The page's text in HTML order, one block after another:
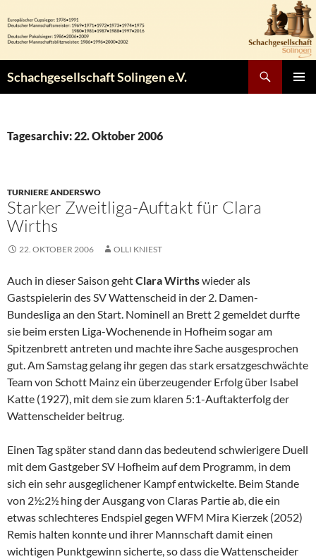
Inhalt
springen
Schachgesellschaft Solingen e.V.
Tagesarchiv: 22. Oktober 2006
TURNIERE ANDERSWO
Starker Zweitliga-Auftakt für Clara
Wirths
22. OKTOBER 2006 OLLI KNIEST
Auch in dieser Saison gehtClara Wirthswieder als
Gastspielerin des SV Wattenscheid in der 2. Damen-
Bundesliga an den Start. Nominell an Brett 2 gemeldet durfte
sie beim ersten Liga-Wochenende in Hofheim sogar am
Spitzenbrett antreten und machte ihre Sache ausgesprochen
gut. Am Samstag gelang ihr gegen das stark ersatzgeschwächte
Team von Schott Mainz ein überzeugender Erfolg über Isabel
Katte (1927), mit dem sie zum klaren 5:1-Auftakterfolg der
Wattenscheider beitrug.
Einen Tag später stand dann das bedeutend schwierigere Duell
mit dem Gastgeber SV Hofheim auf dem Programm, in dem
sich ein sehr ausgeglichener Kampf entwickelte. Beim Stande
von 2½:2½ hing der Ausgang von Claras Partie ab, die ein
etwas schlechteres Endspiel gegen WFM Mira Kierzek (2052)
Remis halten konnte und ihrer Mannschaft damit einen
wichtigen Punktgewinn sicherte, so dass die Wattenscheider